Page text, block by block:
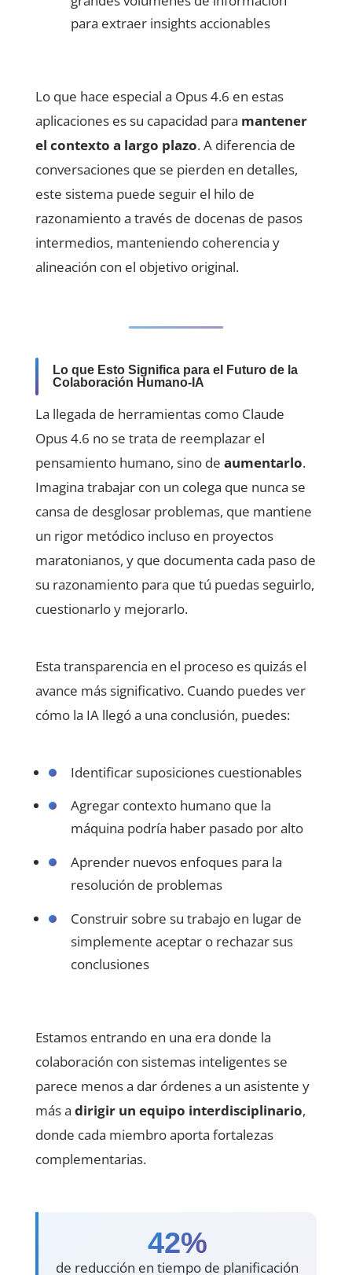
para extraer insights accionables
Lo que hace especial a Opus 4.6 en estas
aplicaciones es su capacidad para mantener
el contexto a largo plazo. A diferencia de
conversaciones que se pierden en detalles,
este sistema puede seguir el hilo de
razonamiento a través de docenas de pasos
intermedios, manteniendo coherencia y
alineación con el objetivo original.
Lo que Esto Significa para el Futuro de la
Colaboración Humano-IA
La llegada de herramientas como Claude
Opus 4.6 no se trata de reemplazar el
pensamiento humano, sino de aumentarlo.
Imagina trabajar con un colega que nunca se
cansa de desglosar problemas, que mantiene
un rigor metódico incluso en proyectos
maratonianos, y que documenta cada paso de
su razonamiento para que tú puedas seguirlo,
cuestionarlo y mejorarlo.
Esta transparencia en el proceso es quizás el
avance más significativo. Cuando puedes ver
cómo la IA llegó a una conclusión, puedes:
Identificar suposiciones cuestionables
Agregar contexto humano que la
máquina podría haber pasado por alto
Aprender nuevos enfoques para la
resolución de problemas
Construir sobre su trabajo en lugar de
simplemente aceptar o rechazar sus
conclusiones
Estamos entrando en una era donde la
colaboración con sistemas inteligentes se
parece menos a dar órdenes a un asistente y
más a dirigir un equipo interdisciplinario,
donde cada miembro aporta fortalezas
complementarias.
42%
de reducción en tiempo de planificación